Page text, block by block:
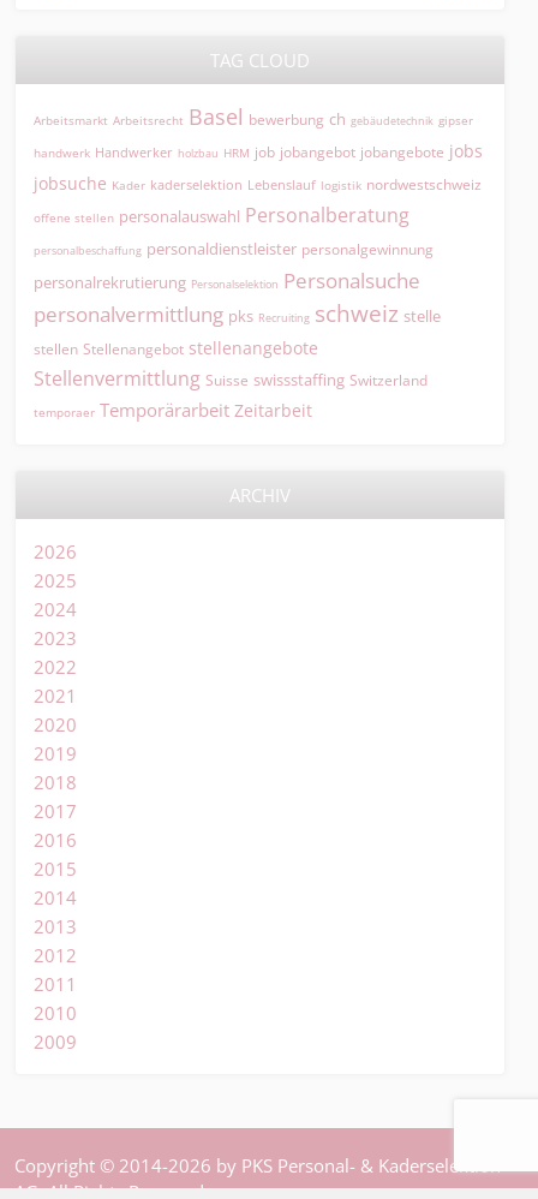
TAG CLOUD
Arbeitsmarkt Arbeitsrecht Basel bewerbung ch gebäudetechnik gipser
handwerk Handwerker holzbau HRM job jobangebot jobangebote jobs
jobsuche Kader kaderselektion Lebenslauf logistik nordwestschweiz
offene stellen personalauswahl Personalberatung
personalbeschaffung personaldienstleister personalgewinnung
personalrekrutierung Personalselektion Personalsuche
personalvermittlung pks Recruiting schweiz stelle
stellen Stellenangebot stellenangebote
Stellenvermittlung Suisse swissstaffing Switzerland
temporaer Temporärarbeit Zeitarbeit
ARCHIV
2026
2025
2024
2023
2022
2021
2020
2019
2018
2017
2016
2015
2014
2013
2012
2011
2010
2009
Copyright © 2014-2026 by PKS Personal- & Kaderselektion
AG. All Rights Reserved.